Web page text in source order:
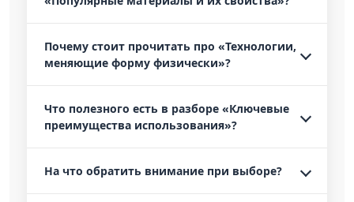
Почему стоит прочитать про «Технологии,
меняющие форму физически»?
Что полезного есть в разборе «Ключевые
преимущества использования»?
На что обратить внимание при выборе?